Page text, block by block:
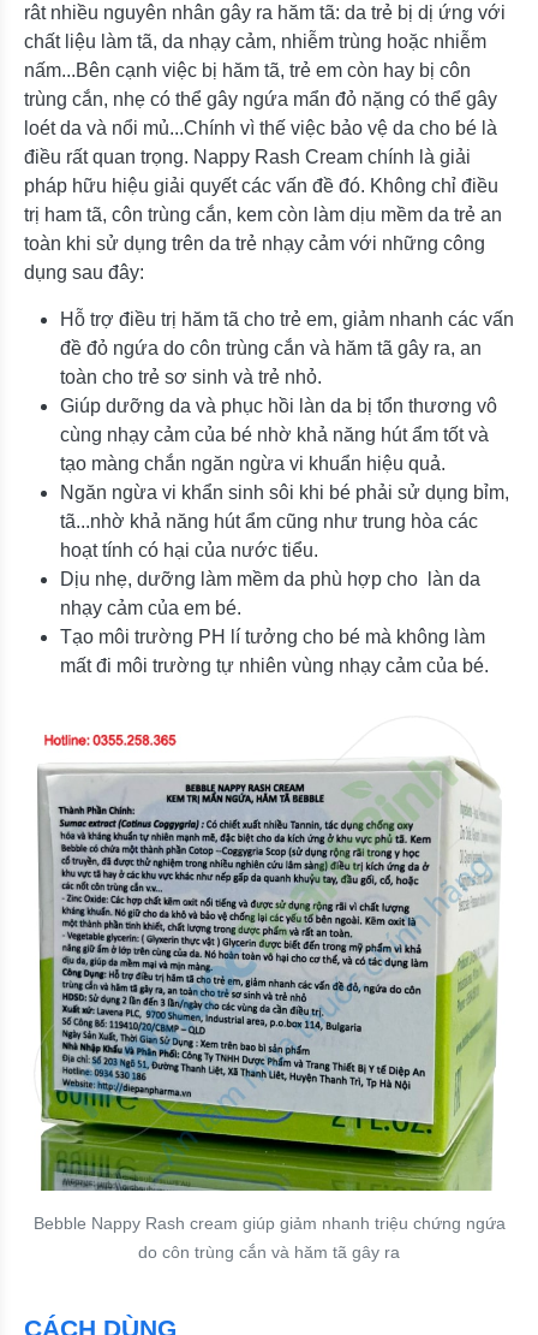
rât nhiều nguyên nhân gây ra hăm tã: da trẻ bị dị ứng với
chất liệu làm tã, da nhạy cảm, nhiễm trùng hoặc nhiễm
nấm...Bên cạnh việc bị hăm tã, trẻ em còn hay bị côn
trùng cắn, nhẹ có thể gây ngứa mẩn đỏ nặng có thể gây
loét da và nổi mủ...Chính vì thế việc bảo vệ da cho bé là
điều rất quan trọng. Nappy Rash Cream chính là giải
pháp hữu hiệu giải quyết các vấn đề đó. Không chỉ điều
trị ham tã, côn trùng cắn, kem còn làm dịu mềm da trẻ an
toàn khi sử dụng trên da trẻ nhạy cảm với những công
dụng sau đây:
Hỗ trợ điều trị hăm tã cho trẻ em, giảm nhanh các vấn
đề đỏ ngứa do côn trùng cắn và hăm tã gây ra, an
toàn cho trẻ sơ sinh và trẻ nhỏ.
Giúp dưỡng da và phục hồi làn da bị tổn thương vô
cùng nhạy cảm của bé nhờ khả năng hút ẩm tốt và
tạo màng chắn ngăn ngừa vi khuẩn hiệu quả.
Ngăn ngừa vi khẩn sinh sôi khi bé phải sử dụng bỉm,
tã...nhờ khả năng hút ẩm cũng như trung hòa các
hoạt tính có hại của nước tiểu.
Dịu nhẹ, dưỡng làm mềm da phù hợp cho làn da
nhạy cảm của em bé.
Tạo môi trường PH lí tưởng cho bé mà không làm
mất đi môi trường tự nhiên vùng nhạy cảm của bé.
Bebble Nappy Rash cream giúp giảm nhanh triệu chứng ngứa
do côn trùng cắn và hăm tã gây ra
CÁCH DÙNG